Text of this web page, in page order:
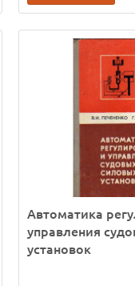
Автоматика
управления
установок